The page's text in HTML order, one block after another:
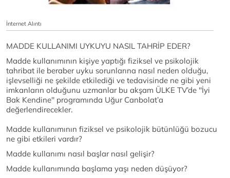
İnternet Alıntı
MADDE KULLANIMI UYKUYU NASIL TAHRİP EDER?
Madde kullanımının kişiye yaptığı fiziksel ve psikolojik
tahribat ile beraber uyku sorunlarına nasıl neden olduğu,
işlevselliği ne şekilde etkilediği ve tedavisinde ne gibi yeni
imkanların olduğunu uzmanlar bu akşam ÜLKE TV’de ''İyi
Bak Kendine'' programında Uğur Canbolat’a
değerlendirecekler.
Madde kullanımının fiziksel ve psikolojik bütünlüğü bozucu
ne gibi etkileri vardır?
Madde kullanımı nasıl başlar nasıl gelişir?
Madde kullanımında başlama yaşı neden düşüyor?